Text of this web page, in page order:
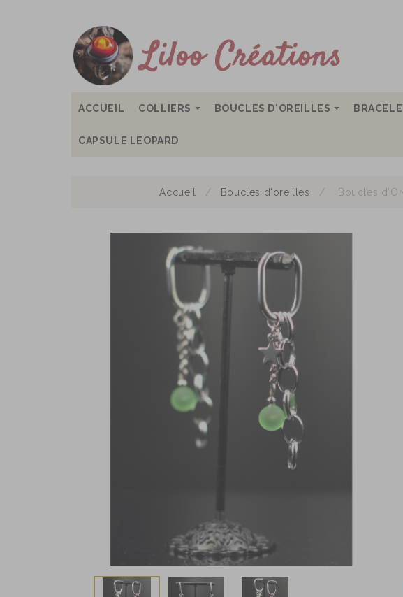
ACCUEIL COLLIERS BOUCLES D'OREILLES
CAPSULE LEOPARD
Accueil Boucles d'oreilles Boucles